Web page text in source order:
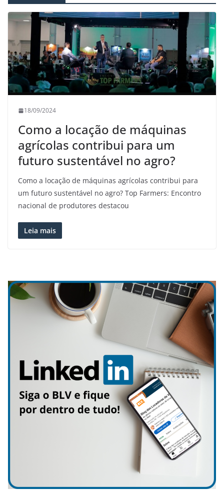
18/09/2024
Como a locação de máquinas
agrícolas contribui para um
futuro sustentável no agro?
Como a locação de máquinas agrícolas contribui para
um futuro sustentável no agro? Top Farmers: Encontro
nacional de produtores destacou
Leia mais